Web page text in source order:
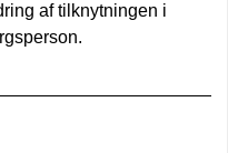
af tilknytningen i